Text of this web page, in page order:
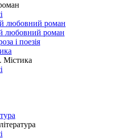
любовний роман
любовний роман
і поезія
Містика